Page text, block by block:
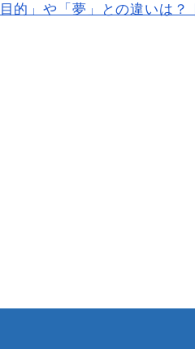
的」や「夢」との違いは？